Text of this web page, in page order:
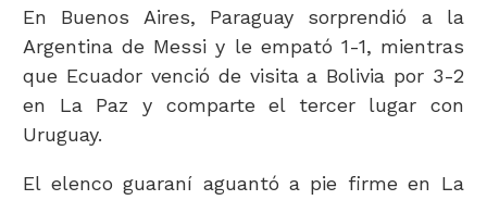
En Buenos Aires, Paraguay sorprendió a la
Argentina de Messi y le empató 1-1, mientras
que Ecuador venció de visita a Bolivia por 3-2
en La Paz y comparte el tercer lugar con
Uruguay.
El elenco guaraní aguantó a pie firme en La